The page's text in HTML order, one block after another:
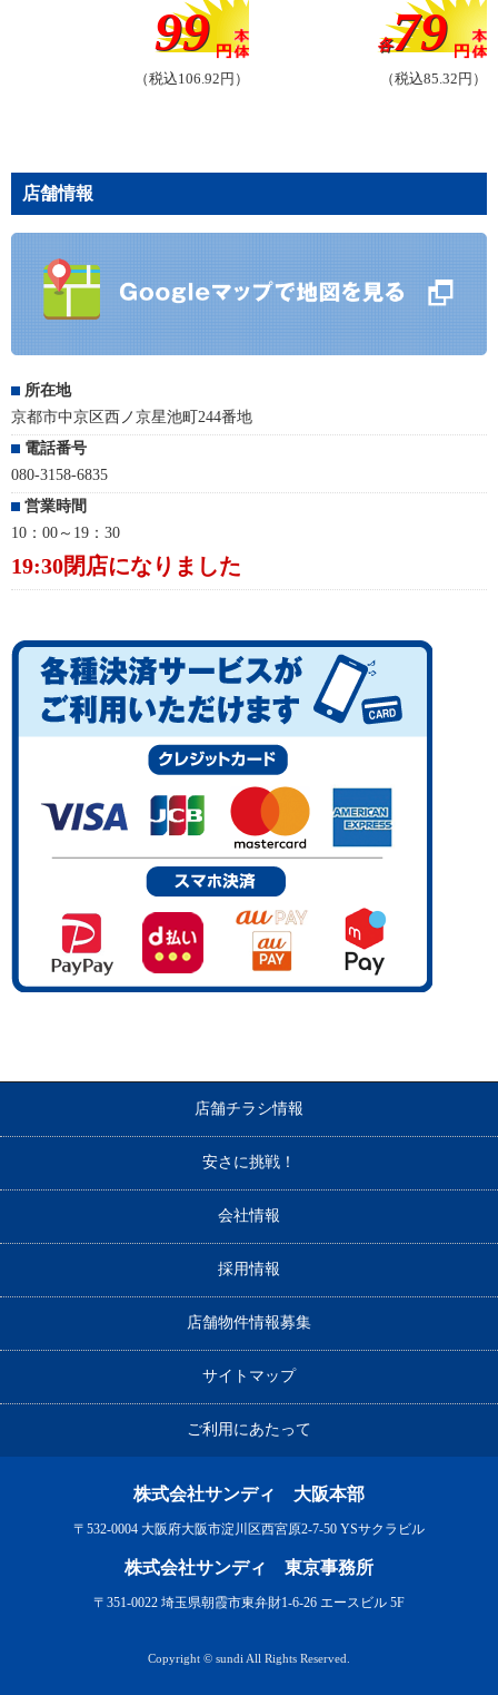
99
（税込106.92円）
各79
（税込85.32円）
店舗情報
所在地
京都市中京区西ノ京星池町244番地
電話番号
080-3158-6835
営業時間
10：00～19：30
19:30閉店になりました
店舗チラシ情報
安さに挑戦！
会社情報
採用情報
店舗物件情報募集
サイトマップ
ご利用にあたって
株式会社サンディ 大阪本部
〒532-0004 大阪府大阪市淀川区西宮原2-7-50 YSサクラビル
株式会社サンディ 東京事務所
〒351-0022 埼玉県朝霞市東弁財1-6-26 エースビル 5F
Copyright © sundi All Rights Reserved.